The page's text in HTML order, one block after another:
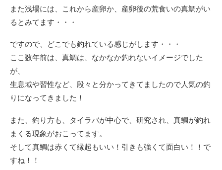
また浅場には、これから産卵か、産卵後の荒食いの真鯛がい
るとみてます・・・
ですので、どこでも釣れている感じがします・・・
ここ数年前は、真鯛は、なかなか釣れないイメージでした
が、
生息域や習性など、段々と分かってきてましたので人気の釣
りになってきました！
また、釣り方も、タイラバが中心で、研究され、真鯛が釣れ
まくる現象がおこってます。
そして真鯛は赤くて縁起もいい！引きも強くて面白い！！で
すね！！